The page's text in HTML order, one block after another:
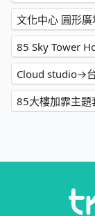
文化中心 圓形
85 Sky Tower
Cloud studio→
85大樓加霏主